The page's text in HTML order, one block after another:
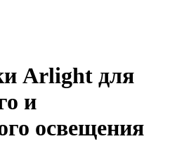
Arlight для
и
освещения